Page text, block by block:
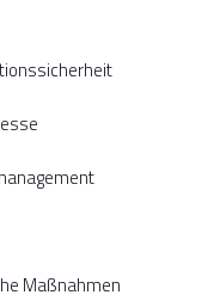
Maßnahmen